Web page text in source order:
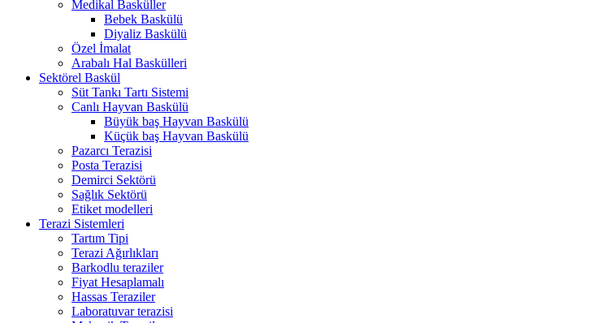
Medikal Basküller
Bebek Baskülü
Diyaliz Baskülü
Özel İmalat
Arabalı Hal Baskülleri
Sektörel Baskül
Süt Tankı Tartı Sistemi
Canlı Hayvan Baskülü
Büyük baş Hayvan Baskülü
Küçük baş Hayvan Baskülü
Pazarcı Terazisi
Posta Terazisi
Demirci Sektörü
Sağlık Sektörü
Etiket modelleri
Terazi Sistemleri
Tartım Tipi
Terazi Ağırlıkları
Barkodlu teraziler
Fiyat Hesaplamalı
Hassas Teraziler
Laboratuvar terazisi